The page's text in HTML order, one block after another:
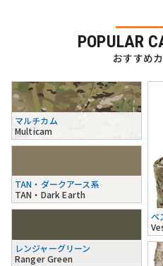
POPULAR
おすすめ
マルチカム
Multicam
TAN・ダークアース系
TAN・Dark Earth
レンジャーグリーン
Ranger Green
ベ